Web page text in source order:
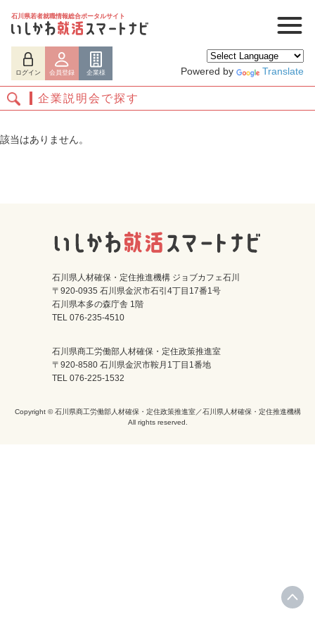
石川県若者就職情報総合ポータルサイト
ログイン 会員登録 企業様 Powered by Translate
ログイン 会員登録
企業説明会で探す
該当はありません。
石川県人材確保・定住推進機構 ジョブカフェ石川
〒920-0935 石川県金沢市石引4丁目17番1号
石川県本多の森庁舎 1階
TEL 076-235-4510
石川県商工労働部人材確保・定住政策推進室
〒920-8580 石川県金沢市鞍月1丁目1番地
TEL 076-225-1532
Copyright © 石川県商工労働部人材確保・定住政策推進室／石川県人材確保・定住推進機構
All rights reserved.